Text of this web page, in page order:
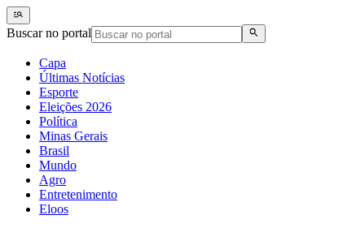
Buscar no portal
Capa
Últimas Notícias
Esporte
Eleições 2026
Política
Minas Gerais
Brasil
Mundo
Agro
Entretenimento
Eloos